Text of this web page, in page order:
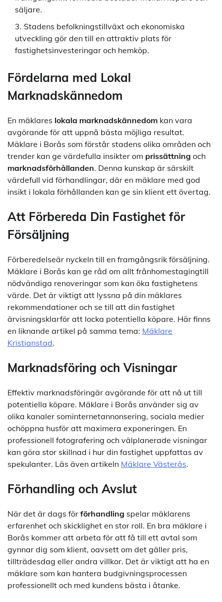
säljare.
Stadens befolkningstillväxt och ekonomiska
utveckling gör den till en attraktiv plats för
fastighetsinvesteringar och hemköp.
Fördelarna med Lokal
Marknadskännedom
En mäklares lokala marknadskännedom kan vara
avgörande för att uppnå bästa möjliga resultat.
Mäklare i Borås som förstår stadens olika områden och
trender kan ge värdefulla insikter om prissättning och
marknadsförhållanden. Denna kunskap är särskilt
värdefull vid förhandlingar, där en mäklare med god
insikt i lokala förhållanden kan ge sin klient ett övertag.
Att Förbereda Din Fastighet för
Försäljning
Förberedelseär nyckeln till en framgångsrik försäljning.
Mäklare i Borås kan ge råd om allt frånhomestagingtill
nödvändiga renoveringar som kan öka fastighetens
värde. Det är viktigt att lyssna på din mäklares
rekommendationer och se till att din fastighet
ärvisningsklarför att locka potentiella köpare. Här finns
en liknande artikel på samma tema: Mäklare
Kristianstad.
Marknadsföring och Visningar
Effektiv marknadsföringär avgörande för att nå ut till
potentiella köpare. Mäklare i Borås använder sig av
olika kanaler sominternetannonsering, sociala medier
ochöppna husför att maximera exponeringen. En
professionell fotografering och välplanerade visningar
kan göra stor skillnad i hur din fastighet uppfattas av
spekulanter. Läs även artikeln Mäklare Västerås.
Förhandling och Avslut
När det är dags för förhandling spelar mäklarens
erfarenhet och skicklighet en stor roll. En bra mäklare i
Borås kommer att arbeta för att få till ett avtal som
gynnar dig som klient, oavsett om det gäller pris,
tillträdesdag eller andra villkor. Det är viktigt att ha en
mäklare som kan hantera budgivningsprocessen
professionellt och med kundens bästa i åtanke.